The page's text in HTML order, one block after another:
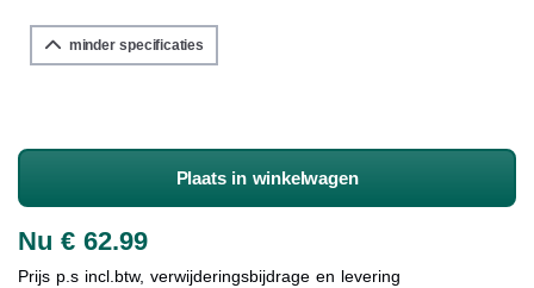
minder specificaties
Plaats in winkelwagen
Nu € 62.99
Prijs p.s incl.btw, verwijderingsbijdrage en levering